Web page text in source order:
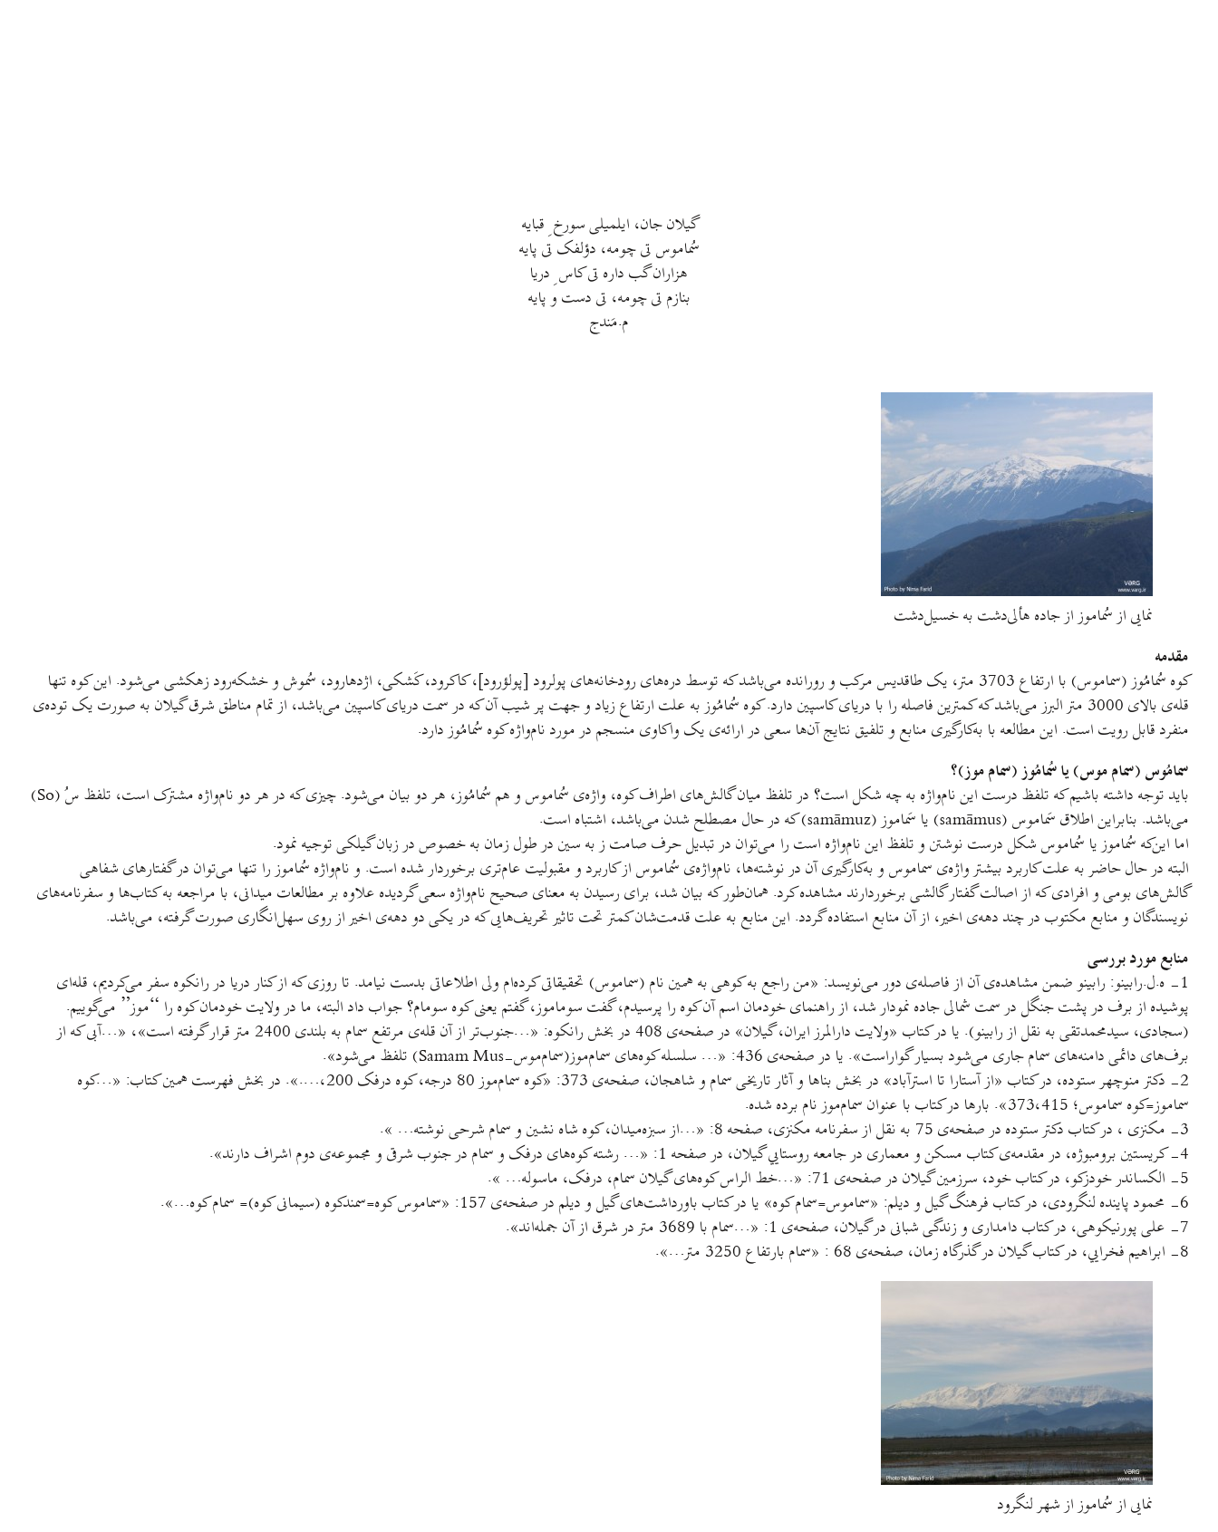
گيلان جان، ايلميلی سورخ ِ قبايه
سُماموس تی چومه، دؤلفک تی پايه
هزاران گب داره تی کاس ِ دريا
بنازم تی چومه، تی دست و پايه
م.مَندج
نمایی از سُماموز از جاده هألی‌دشت به خسیل‌دشت
مقدمه
کوه سُمامُوز (سماموس) با ارتفاع 3703 متر، يک طاقديس مرکب و رورانده می‌باشد که توسط دره‌های رودخانه‌های پولرود [پولؤرود]، کاکرود، کَشکی، اژدهارود، سُموش و خشکه‌رود زهکشی می‌شود. اين کوه تنها
قله‌ی بالای 3000 متر البرز می‌باشد که کمترين فاصله را با دريای کاسپين دارد. کوه سُمامُوز به علت ارتفاع زياد و جهت پر شيب آن که در سمت دريای کاسپين می‌باشد، از تمام مناطق شرق گيلان به صورت یک توده‌ی
منفرد قابل رويت است. اين مطالعه با به‌کارگيری منابع و تلفيق نتايج آن‌ها سعی در ارائه‌ی يک واکاوی منسجم در مورد نام‌واژه کوه سُمامُوز دارد.
سمامُوس (سمام موس) يا سُمامُوز (سمام موز)؟
بايد توجه داشته باشيم که تلفظ درست اين نام‌واژه به چه شکل است؟ در تلفظ ميان گالش‌های اطراف کوه، واژه‌ی سُماموس و هم سُمامُوز، هر دو بيان می‌شود. چيزی که در هر دو نام‌واژه مشترک است، تلفظ سُ (So)
می‌باشد. بنابراين اطلاق سَماموس (samāmus) يا سَماموز (samāmuz) که در حال مصطلح شدن می‌باشد، اشتباه است.
اما اين‌که سُماموز يا سُماموس شکل درست نوشتن و تلفظ اين نام‌واژه است را می‌توان در تبديل حرف صامت ز به سين در طول زمان به خصوص در زبان گيلکی توجيه نمود.
البته در حال حاضر به علت کاربرد بيشتر واژه‌ی سماموس و به‌کارگيری آن در نوشته‌ها، نام‌واژه‌ی سُماموس از کاربرد و مقبوليت عام‌تری برخوردار شده است. و نام‌واژه سُماموز را تنها می‌توان در گفتارهای شفاهی
گالش‌های بومی و افرادی که از اصالت گفتار گالشی برخوردارند مشاهده کرد. همان‌طور که بيان شد، برای رسيدن به معنای صحيح نام‌واژه سعی گرديده علاوه بر مطالعات ميدانی، با مراجعه به کتاب‌ها و سفرنامه‌های
نويسندگان و منابع مکتوب در چند دهه‌ی اخير، از آن منابع استفاده گردد. اين منابع به علت قدمت‌شان کمتر تحت تاثير تحريف‌هايی که در يکی دو دهه‌ی اخير از روی سهل‌انگاری صورت گرفته، می‌باشد.
منابع مورد بررسی
1- ه.ل.رابينو: رابينو ضمن مشاهده‌ی آن از فاصله‌ی دور می‌نويسد: «من راجع به کوهی به همين نام (سماموس) تحقيقاتی کرده‌ام ولی اطلاعاتی بدست نيامد. تا روزی که از کنار دريا در رانکوه سفر می‌کرديم، قله‌ای
پوشيده از برف در پشت جنگل در سمت شمالی جاده نمودار شد، از راهنمای خودمان اسم آن کوه را پرسيدم، گفت سوماموز، گفتم يعنی کوه سومام؟ جواب داد البته، ما در ولايت خودمان کوه را “موز” می‌گوييم.
(سجادی، سيدمحمدتقی به نقل از رابينو). يا در کتاب «ولايت دارالمرز ايران، گيلان» در صفحه‌ی 408 در بخش رانکوه: «…جنوب‌تر از آن قله‌ی مرتفع سمام به بلندی 2400 متر قرار گرفته است»، «…آبی که از
برف‌های دائمی دامنه‌های سمام جاری می‌شود بسيار گواراست». يا در صفحه‌ی 436: «… سلسله کوه‌های سمام‌موز(سمام‌موس-Samam Mus) تلفظ می‌شود».
2- دکتر منوچهر ستوده، در کتاب «از آستارا تا استرآباد» در بخش بناها و آثار تاريخی سمام و شاهجان، صفحه‌ی 373: «کوه سمام‌موز 80 درجه، کوه درفک 200،….». در بخش فهرست همين کتاب: «…کوه
سماموز=کوه سماموس؛ 373،415». بارها در کتاب با عنوان سمام‌موز نام برده شده.
3- مکنزی ، در کتاب دکتر ستوده در صفحه‌ی 75 به نقل از سفرنامه مکنزی، صفحه 8: «…از سبزه‌ميدان، کوه شاه نشين و سمام شرحی نوشته… ».
4- کريستين برومبوژه، در مقدمه‌ی کتاب مسکن و معماری در جامعه روستايي گيلان، در صفحه 1: «… رشته کوه‌های درفک و سمام در جنوب شرقی و مجموعه‌ی دوم اشراف دارند».
5- الکساندر خودزکو، در کتاب خود، سرزمين گيلان در صفحه‌ی 71: «…خط الراس کوه‌های گيلان سمام، درفک، ماسوله… ».
6- محمود پاينده لنگرودی، در کتاب فرهنگ گيل و ديلم: «سماموس=سمام کوه» يا در کتاب باورداشت‌های گيل و ديلم در صفحه‌ی 157: «سماموس کوه=سمندکوه (سيمانی کوه)= سمام کوه…».
7- علی پورنيکوهی، در کتاب دامداری و زندگی شبانی در گيلان، صفحه‌ی 1: «…سمام با 3689 متر در شرق از آن جمله‌اند».
8- ابراهيم فخرايي، در کتاب گيلان در گذرگاه زمان، صفحه‌ی 68 : «سمام بارتفاع 3250 متر…».
نمایی از سُماموز از شهر لنگرود